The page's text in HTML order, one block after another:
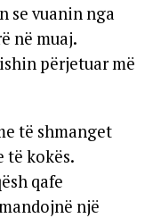
se vuanin nga
në muaj.
përjetuar më
të shmanget
të kokës.
qafe
një